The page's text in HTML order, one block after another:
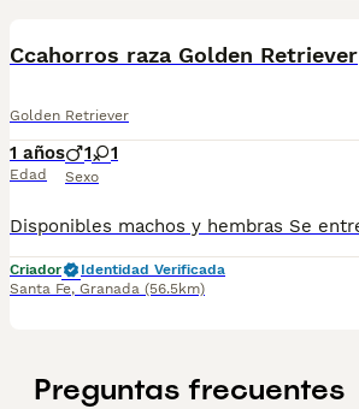
Ccahorros raza Golden Retriever
Golden Retriever
1 años
Edad
1 1
Sexo
Criador
Identidad Verificada
Santa Fe, Granada (56.5km)
Preguntas frecuentes